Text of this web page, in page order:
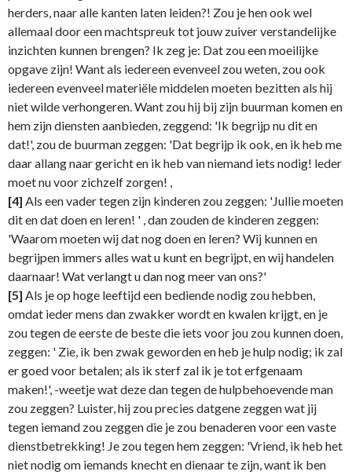
herders, naar alle kanten laten leiden?! Zou je hen ook wel
allemaal door een machtspreuk tot jouw zuiver verstandelijke
inzichten kunnen brengen? Ik zeg je: Dat zou een moeilijke
opgave zijn! Want als iedereen evenveel zou weten, zou ook
iedereen evenveel materiële middelen moeten bezitten als hij
niet wilde verhongeren. Want zou hij bij zijn buurman komen en
hem zijn diensten aanbieden, zeggend: 'Ik begrijp nu dit en
dat!', zou de buurman zeggen: 'Dat begrijp ik ook, en ik heb me
daar allang naar gericht en ik heb van niemand iets nodig! leder
moet nu voor zichzelf zorgen! ,
[4] Als een vader tegen zijn kinderen zou zeggen: 'Jullie moeten
dit en dat doen en leren! ' , dan zouden de kinderen zeggen:
'Waarom moeten wij dat nog doen en leren? Wij kunnen en
begrijpen immers alles wat u kunt en begrijpt, en wij handelen
daarnaar! Wat verlangt u dan nog meer van ons?'
[5] Als je op hoge leeftijd een bediende nodig zou hebben,
omdat ieder mens dan zwakker wordt en kwalen krijgt, en je
zou tegen de eerste de beste die iets voor jou zou kunnen doen,
zeggen: ' Zie, ik ben zwak geworden en heb je hulp nodig; ik zal
er goed voor betalen; als ik sterf zal ik je tot erfgenaam
maken!', -weetje wat deze dan tegen de hulpbehoevende man
zou zeggen? Luister, hij zou precies datgene zeggen wat jij
tegen iemand zou zeggen die je zou benaderen voor een vaste
dienstbetrekking! Je zou tegen hem zeggen: 'Vriend, ik heb het
niet nodig om iemands knecht en dienaar te zijn, want ik ben